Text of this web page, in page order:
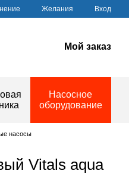
Желания Вход
Мой заказ
Насосное
оборудование
насосы
Vitals aqua